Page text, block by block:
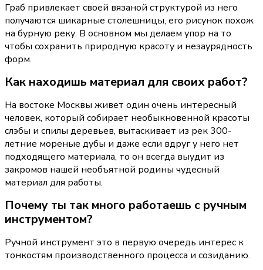
Граб привлекает своей вязаной структурой из него
получаются шикарные столешницы, его рисунок похож
на бурную реку. В основном мы делаем упор на то
чтобы сохранить природную красоту и незаурядность
форм.
Как находишь материал для своих работ?
На востоке Москвы живет один очень интересный
человек, который собирает необыкновенной красоты
слэбы и спилы деревьев, вытаскивает из рек 300-
летние мореные дубы и даже если вдруг у него нет
подходящего материала, то он всегда выудит из
закромов нашей необъятной родины чудесный
материал для работы.
Почему ты так много работаешь с ручным
инструментом?
Ручной инструмент это в первую очередь интерес к
тонкостям производственного процесса и созиданию.